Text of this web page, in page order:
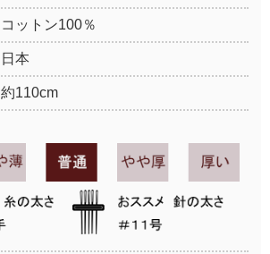
コットン100％
日本
約110cm